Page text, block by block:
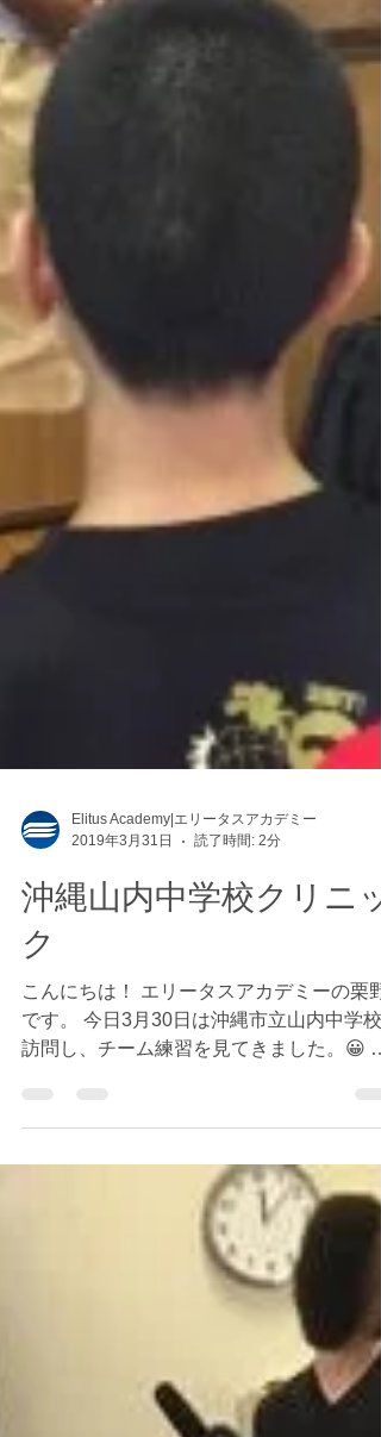
Elitus Academy|エリータスアカデミー
2019年3月31日
読了時間: 2分
ク
こんにちは！ エリータスアカデミーの栗野
です。 今日3月30日は沖縄市立山内中学校
訪問し、チーム練習を見てきました。😀 最
初はチームが日頃行う練習メニューを見学
いくつか気になる事を発見したので一旦練
を止め、チームビルディングと目標設定に
するトークをチームと行いまし...